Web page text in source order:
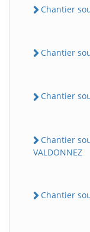
Chantier
Chantier
Chantier
Chantier
VALDONNEZ
Chantier